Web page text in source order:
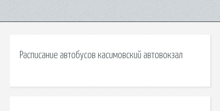
Расписание автобусов касимовский автовокзал